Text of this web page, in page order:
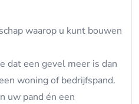
waarop u kunt bouwen
dat een gevel meer is dan
woning of bedrijfspand.
uw pand én een